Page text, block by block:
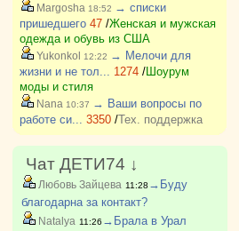
Margosha 18:52 → списки
пришедшего 47/Женская и мужская
одежда и обувь из США
Yukonkol 12:22 → Мелочи для
жизни и не тол... 1274/Шоурум
моды и стиля
Nana 10:37 → Ваши вопросы по
работе си... 3350/Тех. поддержка
Чат ДЕТИ74 ↓
Любовь Зайцева 11:28 →Буду
благодарна за контакт?
Natalya 11:26 →Брала в Урал